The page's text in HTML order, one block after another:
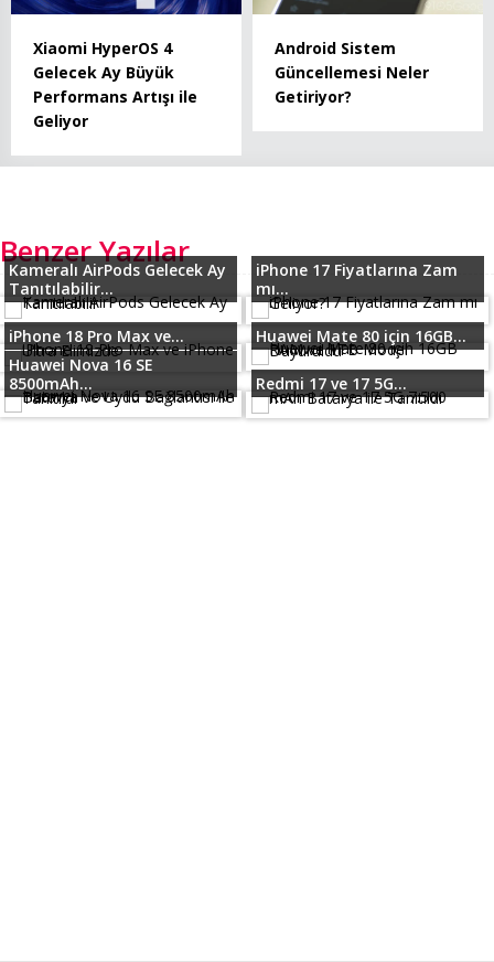
Xiaomi HyperOS 4
Gelecek Ay Büyük
Performans Artışı ile
Geliyor
Android Sistem
Güncellemesi Neler
Getiriyor?
Benzer Yazılar
Kameralı AirPods Gelecek Ay
Tanıtılabilir...
iPhone 17 Fiyatlarına Zam
mı...
iPhone 18 Pro Max ve...
Huawei Mate 80 için 16GB...
Huawei Nova 16 SE
8500mAh...
Redmi 17 ve 17 5G...